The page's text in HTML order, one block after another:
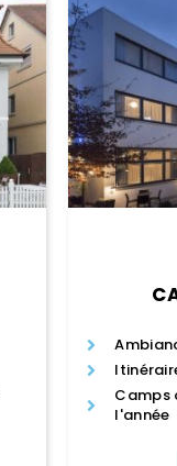
Camps
l'année